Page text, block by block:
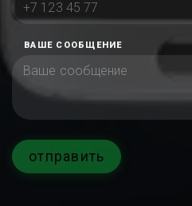
ВАШЕ СООБЩЕНИЕ
отправить